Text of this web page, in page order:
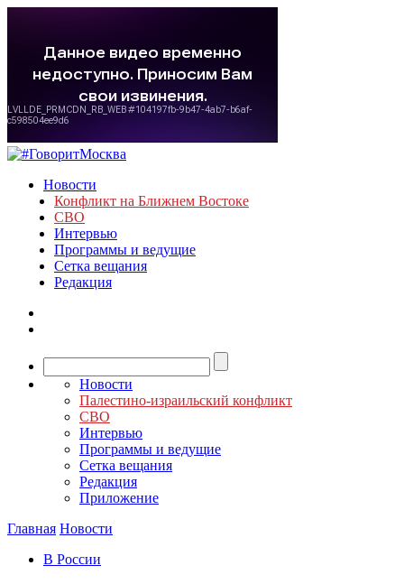
Новости
Конфликт на Ближнем Востоке
СВО
Интервью
Программы и ведущие
Сетка вещания
Редакция
Новости
Палестино-израильский конфликт
СВО
Интервью
Программы и ведущие
Сетка вещания
Редакция
Приложение
Главная Новости
В России